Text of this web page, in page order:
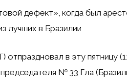
дефект», когда был
лучших в Бразилии
в эту пятницу
№ 33 Гла